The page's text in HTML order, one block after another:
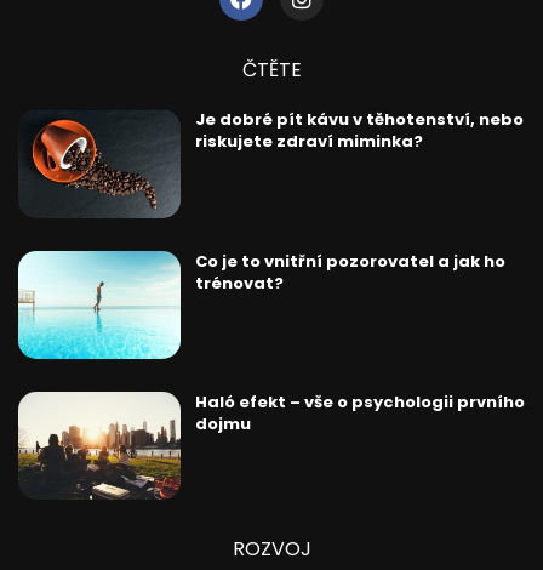
ČTĚTE
Je dobré pít kávu v těhotenství, nebo
riskujete zdraví miminka?
Co je to vnitřní pozorovatel a jak ho
trénovat?
Haló efekt – vše o psychologii prvního
dojmu
ROZVOJ